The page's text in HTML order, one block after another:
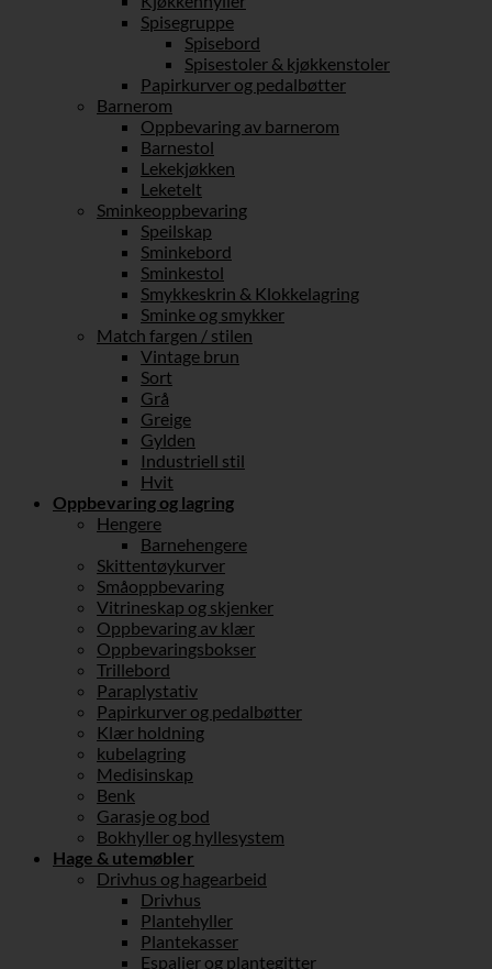
Spisegruppe
Spisebord
Spisestoler & kjøkkenstoler
Papirkurver og pedalbøtter
Barnerom
Oppbevaring av barnerom
Barnestol
Lekekjøkken
Leketelt
Sminkeoppbevaring
Speilskap
Sminkebord
Sminkestol
Smykkeskrin & Klokkelagring
Sminke og smykker
Match fargen / stilen
Vintage brun
Sort
Grå
Greige
Gylden
Industriell stil
Hvit
Oppbevaring og lagring
Hengere
Barnehengere
Skittentøykurver
Småoppbevaring
Vitrineskap og skjenker
Oppbevaring av klær
Oppbevaringsbokser
Trillebord
Paraplystativ
Papirkurver og pedalbøtter
Klær holdning
kubelagring
Medisinskap
Benk
Garasje og bod
Bokhyller og hyllesystem
Hage & utemøbler
Drivhus og hagearbeid
Drivhus
Plantehyller
Plantekasser
Espalier og plantegitter